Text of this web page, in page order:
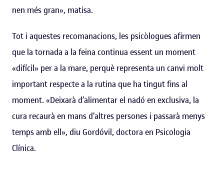
nen més gran», matisa.
Tot i aquestes recomanacions, les psicòlogues afirmen
que la tornada a la feina continua essent un moment
«difícil» per a la mare, perquè representa un canvi molt
important respecte a la rutina que ha tingut fins al
moment. «Deixarà d’alimentar el nadó en exclusiva, la
cura recaurà en mans d’altres persones i passarà menys
temps amb ell», diu Gordóvil, doctora en Psicologia
Clínica.